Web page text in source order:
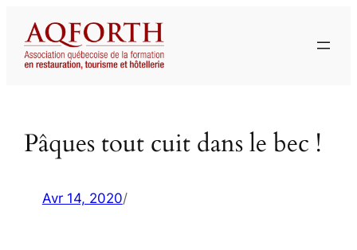
contenu
Pâques tout cuit dans le bec !
Avr 14, 2020/